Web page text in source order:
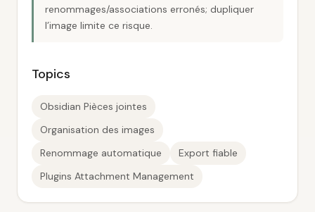
renommages/associations erronés; dupliquer
l’image limite ce risque.
Topics
Obsidian Pièces jointes
Organisation des images
Renommage automatique
Export fiable
Plugins Attachment Management